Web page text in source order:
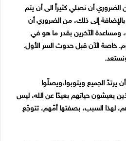
الضروري أن نصلي كثيراً الى أن يتم
إلى ذلك، من الضروري أن
ومساعدة الآخرين بقدر ما هو في
خاصة الآن قبل حدوث السر الأول.
يرتدّ الجميع ويتوبوا،ويصلّوا
يعيشون حياتهم بعيدًا عن الله، ليس
لهذا السبب، بصفتها أمّهم، تتوجّع